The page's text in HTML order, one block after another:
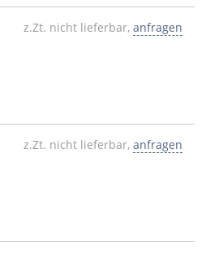
z.Zt. nicht lieferbar, anfragen
z.Zt. nicht lieferbar, anfragen